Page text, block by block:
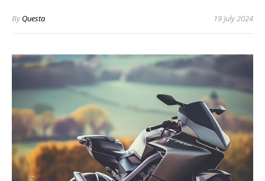
ByQuesta 19 July 2024